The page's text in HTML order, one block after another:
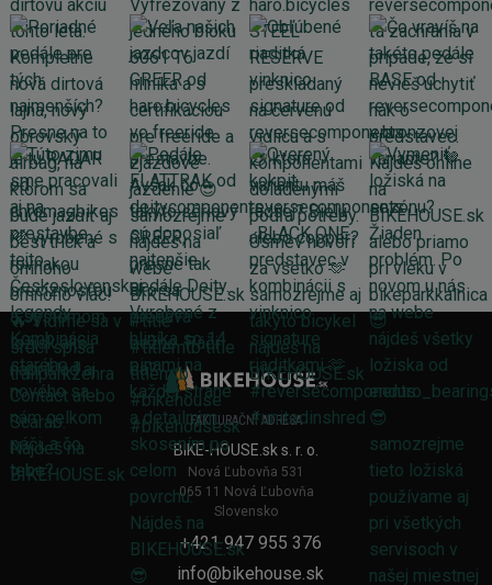
FAKTURAČNÍ ADRESA
BIKE-HOUSE.sk s. r. o.
Nová Ľubovňa 531
065 11 Nová Ľubovňa
Slovensko
+421 947 955 376
info@bikehouse.sk